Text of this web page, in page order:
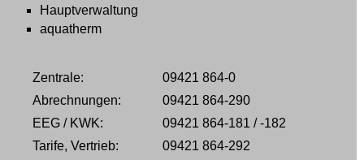
Hauptverwaltung
aquatherm
Zentrale:
09421 864-0
Abrechnungen:
09421 864-290
EEG / KWK:
09421 864-181 / -182
Tarife, Vertrieb:
09421 864-292